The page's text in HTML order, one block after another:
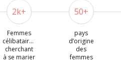
2k+
Femmes
célibataires
cherchant
à se marier
50+
pays
d’origine
des
femmes